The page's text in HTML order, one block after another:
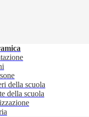
della scuola
della scuola